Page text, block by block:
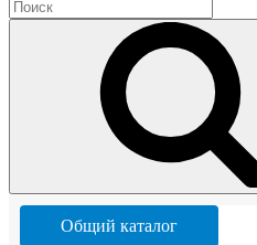
Общий каталог